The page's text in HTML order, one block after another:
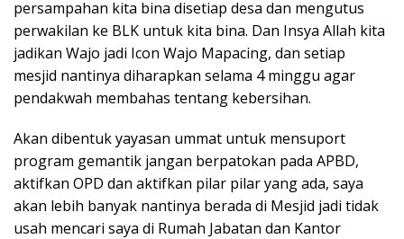
persampahan kita bina disetiap desa dan mengutus
perwakilan ke BLK untuk kita bina. Dan Insya Allah kita
jadikan Wajo jadi Icon Wajo Mapacing, dan setiap
mesjid nantinya diharapkan selama 4 minggu agar
pendakwah membahas tentang kebersihan.
Akan dibentuk yayasan ummat untuk mensuport
program gemantik jangan berpatokan pada APBD,
aktifkan OPD dan aktifkan pilar pilar yang ada, saya
akan lebih banyak nantinya berada di Mesjid jadi tidak
usah mencari saya di Rumah Jabatan dan Kantor